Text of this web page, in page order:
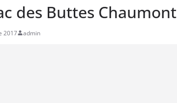
des Buttes Chaumont
2017 admin